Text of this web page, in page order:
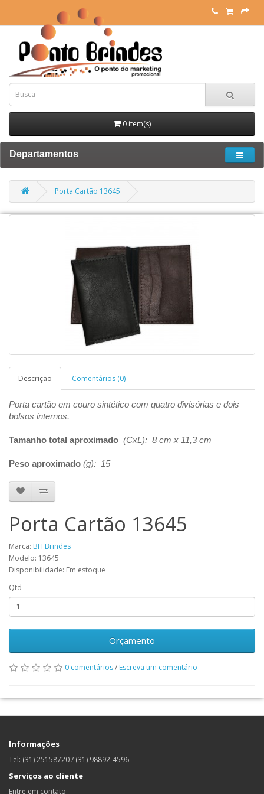
0 item(s)
Departamentos
Porta Cartão 13645
Descrição Comentários (0)
Porta cartão em couro sintético com quatro divisórias e dois
bolsos internos.
Tamanho total aproximado (CxL): 8 cm x 11,3 cm
Peso aproximado (g): 15
Porta Cartão 13645
Marca: BH Brindes
Modelo: 13645
Disponibilidade: Em estoque
Qtd
Orçamento
0 comentários/ Escreva um comentário
Informações
Tel: (31) 25158720 / (31) 98892-4596
Serviços ao cliente
Entre em contato